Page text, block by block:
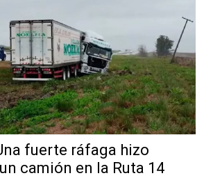
fuerte ráfaga hizo
camión en la Ruta 14